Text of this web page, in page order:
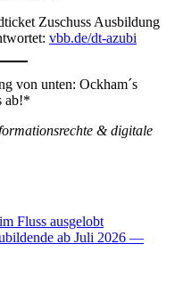
Zuschuss Ausbildung
vbb.de/dt-azubi
von unten: Ockham´s
ab!*
& digitale
Fluss ausgelobt
ab Juli 2026 —